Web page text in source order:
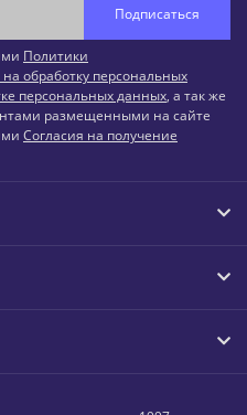
Подписаться
Политики
обработку персональных
персональных данных, а так же
размещенными на сайте
Согласия на получение